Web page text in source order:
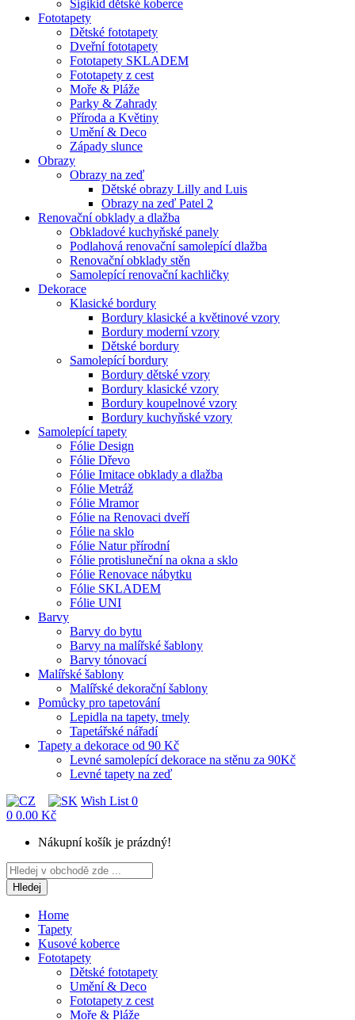
Sigikid dětské koberce
Fototapety
Dětské fototapety
Dveřní fototapety
Fototapety SKLADEM
Fototapety z cest
Moře & Pláže
Parky & Zahrady
Příroda a Květiny
Umění & Deco
Západy slunce
Obrazy
Obrazy na zeď
Dětské obrazy Lilly and Luis
Obrazy na zeď Patel 2
Renovační obklady a dlažba
Obkladové kuchyňské panely
Podlahová renovační samolepící dlažba
Renovační obklady stěn
Samolepící renovační kachličky
Dekorace
Klasické bordury
Bordury klasické a květinové vzory
Bordury moderní vzory
Dětské bordury
Samolepící bordury
Bordury dětské vzory
Bordury klasické vzory
Bordury koupelnové vzory
Bordury kuchyňské vzory
Samolepící tapety
Fólie Design
Fólie Dřevo
Fólie Imitace obklady a dlažba
Fólie Metráž
Fólie Mramor
Fólie na Renovaci dveří
Fólie na sklo
Fólie Natur přírodní
Fólie protisluneční na okna a sklo
Fólie Renovace nábytku
Fólie SKLADEM
Fólie UNI
Barvy
Barvy do bytu
Barvy na malířské šablony
Barvy tónovací
Malířské šablony
Malířské dekorační šablony
Pomůcky pro tapetování
Lepidla na tapety, tmely
Tapetářské nářadí
Tapety a dekorace od 90 Kč
Levné samolepící dekorace na stěnu za 90Kč
Levné tapety na zeď
Wish List 0
0 0.00 Kč
Nákupní košík je prázdný!
Hledej
Home
Tapety
Kusové koberce
Fototapety
Dětské fototapety
Umění & Deco
Fototapety z cest
Moře & Pláže